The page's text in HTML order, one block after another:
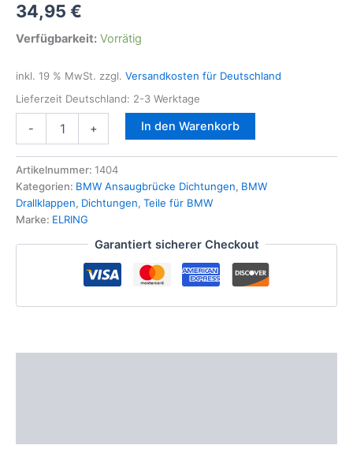
34,95 €
Verfügbarkeit: Vorrätig
inkl. 19 % MwSt. zzgl. Versandkosten für Deutschland
Lieferzeit Deutschland: 2-3 Werktage
-
Dichtungs
BMW
525D
530D
535D
E60
M57
Menge
+ In den Warenkorb
Artikelnummer: 1404
Kategorien: BMW Ansaugbrücke Dichtungen, BMW
Drallklappen, Dichtungen, Teile für BMW
Marke: ELRING
Garantiert sicherer Checkout